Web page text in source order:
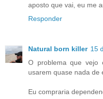
aposto que vai, eu me
Responder
Natural born killer 15
O problema que vejo
usarem quase nada de
Eu compraria